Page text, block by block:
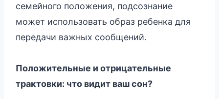
семейного положения, подсознание
может использовать образ ребенка для
передачи важных сообщений.
Положительные и отрицательные
трактовки: что видит ваш сон?